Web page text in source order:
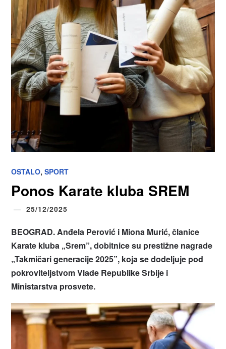
OSTALO,SPORT
Ponos Karate kluba SREM
25/12/2025
BEOGRAD. Anđela Perović i Miona Murić, članice
Karate kluba „Srem”, dobitnice su prestižne nagrade
„Takmičari generacije 2025”, koja se dodeljuje pod
pokroviteljstvom Vlade Republike Srbije i
Ministarstva prosvete.